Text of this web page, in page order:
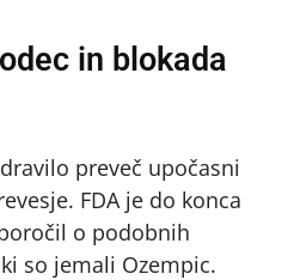
in blokada
preveč upočasni
FDA je do konca
o podobnih
so jemali Ozempic.